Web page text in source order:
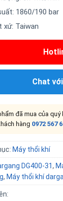
1860/190 bar
xứ: Taiwan
Chat
đã mua của
hàng 0972 567
Máy thổi khí
DG400-31,
, Máy thổi khí